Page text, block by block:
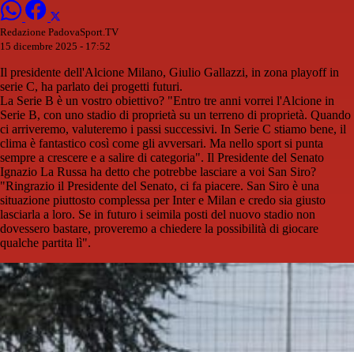
Redazione PadovaSport.TV
15 dicembre 2025 - 17:52
Il presidente dell'Alcione Milano, Giulio Gallazzi, in zona playoff in
serie C, ha parlato dei progetti futuri.
La Serie B è un vostro obiettivo? "Entro tre anni vorrei l'Alcione in
Serie B, con uno stadio di proprietà su un terreno di proprietà. Quando
ci arriveremo, valuteremo i passi successivi. In Serie C stiamo bene, il
clima è fantastico così come gli avversari. Ma nello sport si punta
sempre a crescere e a salire di categoria". Il Presidente del Senato
Ignazio La Russa ha detto che potrebbe lasciare a voi San Siro?
"Ringrazio il Presidente del Senato, ci fa piacere. San Siro è una
situazione piuttosto complessa per Inter e Milan e credo sia giusto
lasciarla a loro. Se in futuro i seimila posti del nuovo stadio non
dovessero bastare, proveremo a chiedere la possibilità di giocare
qualche partita lì".